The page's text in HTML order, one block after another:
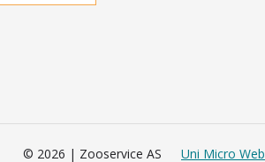
© 2026 | Zooservice AS Uni Micro Web